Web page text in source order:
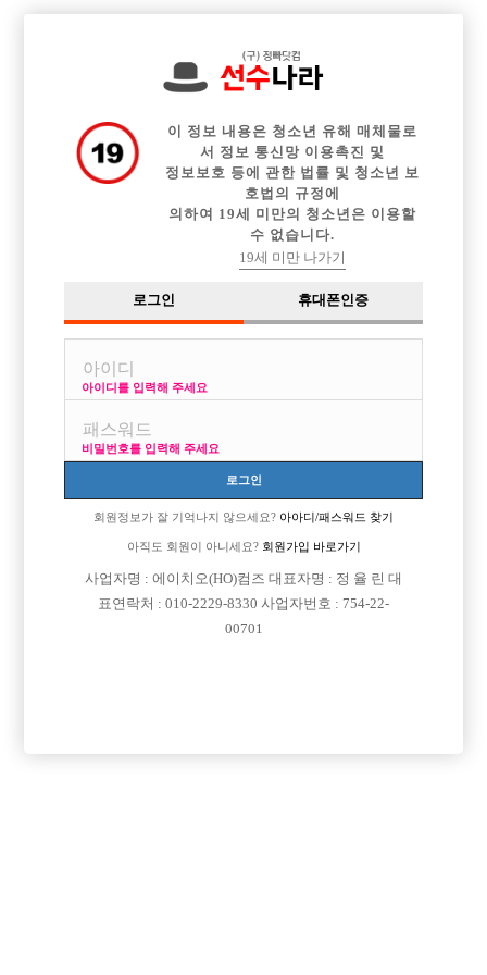
중빠 구인정보 아빠방 구인정보
이력서등록 이력서정보 커뮤니티 광고안내
이 정보 내용은 청소년 유해 매체물로
서 정보 통신망 이용촉진 및
정보보호 등에 관한 법률 및 청소년 보
호법의 규정에
의하여 19세 미만의 청소년은 이용할
수 없습니다.
19세 미만 나가기
로그인 휴대폰인증
아이디를 입력해 주세요
비밀번호를 입력해 주세요
로그인
회원정보가 잘 기억나지 않으세요? 아아디/패스워드 찾기
아직도 회원이 아니세요?회원가입 바로가기
사업자명 : 에이치오(HO)컴즈 대표자명 : 정 율 린 대
표연락처 : 010-2229-8330 사업자번호 : 754-22-
00701
개인정보
고객센터
체불사업주
당사가 제공하는 구인정보는 접대부 채용이 가능한 1종 유흥주점만을 다루고 있
습니다.
사업자번호 : 754-22-00701
Online Sales License: 제2018-서울영등포-0273
Address: Yeongdeungpo-Gu Kyeong-In Ro 775, 803-163
연락처 : 010-2229-8330
이메일: jungbbar11@gmail.com
직업정보제공사업자번호: j1204020180002
COPYRIGHT ⓒ 호빠 선수 구인구직 전문 - 선수나라 All RIGHTS RESERVED.